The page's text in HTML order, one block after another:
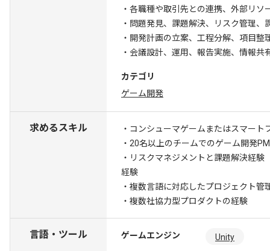
・各職種や取引先との連携、外部リソ
・問題発見、課題解決、リスク管理、
・開発計画の立案、工程分解、項目整
・会議設計、運用、報告実施、情報共
カテゴリ
ゲーム開発
求めるスキル
・コンシューマゲームまたはスマー
・20名以上のチームでのゲーム開発
・リスクマネジメントと課題解決経験
経験
・複数言語に対応したプロジェクト管
・複数社協力型プロダクトの経験
言語・ツール ゲームエンジン Unity